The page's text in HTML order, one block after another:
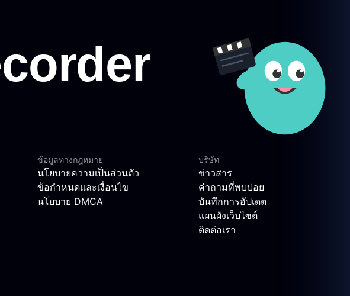
ข้อมูลทางกฎหมาย
นโยบายความเป็นส่วนตัว
ข้อกำหนดและเงื่อนไข
นโยบาย DMCA
บริษัท
ข่าวสาร
คำถามที่พบบ่อย
บันทึกการอัปเดต
แผนผังเว็บไซต์
ติดต่อเรา